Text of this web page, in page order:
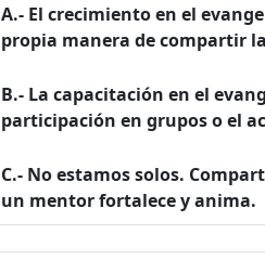
A.- El crecimiento en el
propia manera de compartir
B.- La capacitación en el
participación en grupos o el
C.- No estamos solos.
un mentor fortalece y anima.